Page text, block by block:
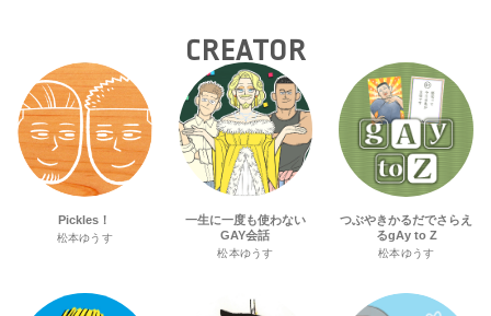
CREATOR
Pickles！
松本ゆうす
一生に一度も使わない
GAY会話
松本ゆうす
つぶやきかるだでさらえ
るgAy to Z
松本ゆうす